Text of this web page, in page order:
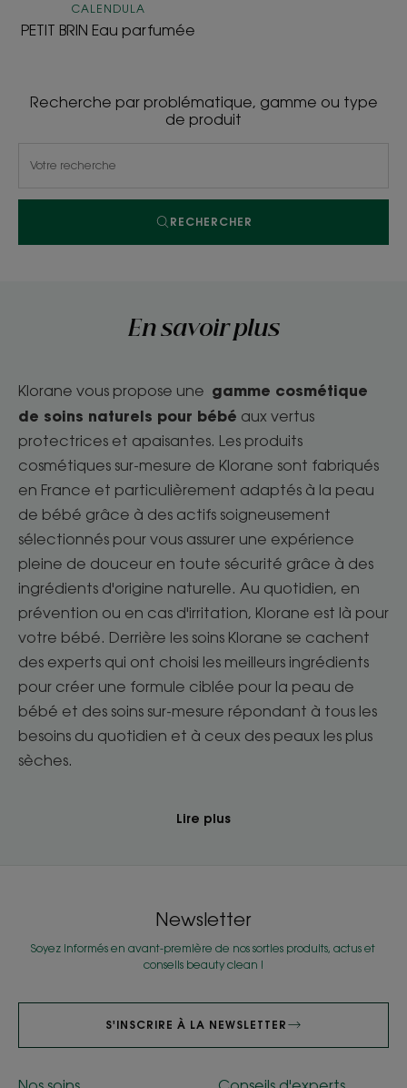
CALENDULA
PETIT BRIN Eau parfumée
Recherche par problématique, gamme ou type
de produit
RECHERCHER
En savoir plus
Klorane vous propose une gamme cosmétique
de soins naturels pour bébé aux vertus
protectrices et apaisantes. Les produits
cosmétiques sur-mesure de Klorane sont fabriqués
en France et particulièrement adaptés à la peau
de bébé grâce à des actifs soigneusement
sélectionnés pour vous assurer une expérience
pleine de douceur en toute sécurité grâce à des
ingrédients d'origine naturelle. Au quotidien, en
prévention ou en cas d'irritation, Klorane est là pour
votre bébé. Derrière les soins Klorane se cachent
des experts qui ont choisi les meilleurs ingrédients
pour créer une formule ciblée pour la peau de
bébé et des soins sur-mesure répondant à tous les
besoins du quotidien et à ceux des peaux les plus
sèches.
Lire plus
Newsletter
Soyez informés en avant-première de nos sorties produits, actus et
conseils beauty clean !
S'INSCRIRE À LA NEWSLETTER